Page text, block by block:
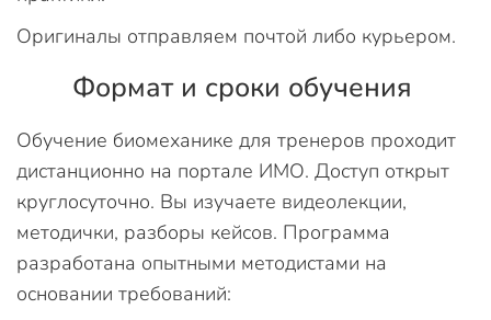
Оригиналы отправляем почтой либо курьером.
Формат и сроки обучения
Обучение биомеханике для тренеров проходит
дистанционно на портале ИМО. Доступ открыт
круглосуточно. Вы изучаете видеолекции,
методички, разборы кейсов. Программа
разработана опытными методистами на
основании требований: